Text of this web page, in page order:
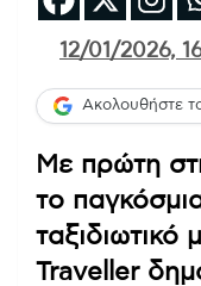
12/01/2026,
Ακολουθήστε
Με πρώτη
το
Traveller